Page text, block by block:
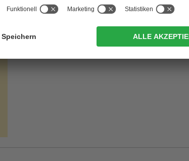
werden beim Rennen zugelassen, das über die schönsten
nicht nur der Ruhm eines legendären Bike Helden,
wie immer zählt auch hier das Motto:Dabei sein ist